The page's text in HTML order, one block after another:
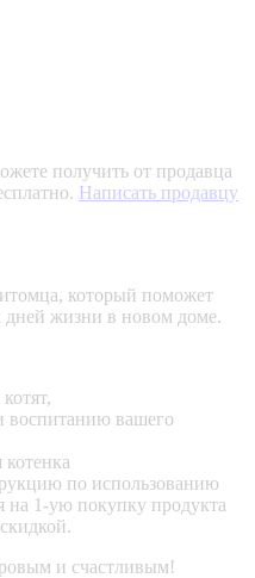
получить от продавца
Написать продавцу
который поможет
дней жизни в новом доме.
воспитанию вашего
по использованию
на 1-ую покупку продукта
и счастливым!